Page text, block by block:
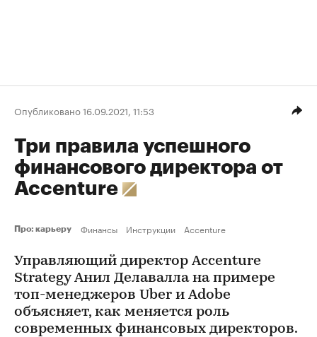
Опубликовано 16.09.2021, 11:53
Три правила успешного
финансового директора от
Accenture
Про: карьеру Финансы Инструкции Accenture
Управляющий директор Accenture
Strategy Анил Делавалла на примере
топ-менеджеров Uber и Adobe
объясняет, как меняется роль
современных финансовых директоров.